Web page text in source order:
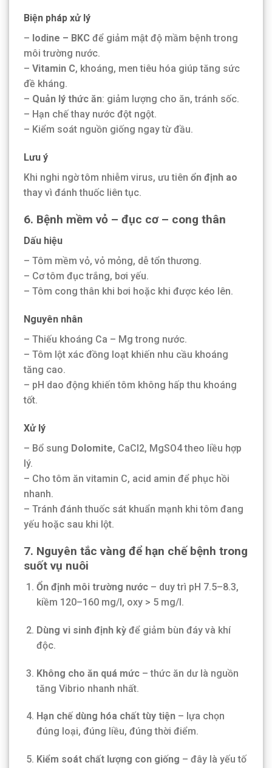
Biện pháp xử lý
– Iodine – BKC để giảm mật độ mầm bệnh trong
môi trường nước.
– Vitamin C, khoáng, men tiêu hóa giúp tăng sức
đề kháng.
– Quản lý thức ăn: giảm lượng cho ăn, tránh sốc.
– Hạn chế thay nước đột ngột.
– Kiểm soát nguồn giống ngay từ đầu.
Lưu ý
Khi nghi ngờ tôm nhiễm virus, ưu tiên ổn định ao
thay vì đánh thuốc liên tục.
6. Bệnh mềm vỏ – đục cơ – cong thân
Dấu hiệu
– Tôm mềm vỏ, vỏ mỏng, dễ tổn thương.
– Cơ tôm đục trắng, bơi yếu.
– Tôm cong thân khi bơi hoặc khi được kéo lên.
Nguyên nhân
– Thiếu khoáng Ca – Mg trong nước.
– Tôm lột xác đồng loạt khiến nhu cầu khoáng
tăng cao.
– pH dao động khiến tôm không hấp thu khoáng
tốt.
Xử lý
– Bổ sung Dolomite, CaCl2, MgSO4 theo liều hợp
lý.
– Cho tôm ăn vitamin C, acid amin để phục hồi
nhanh.
– Tránh đánh thuốc sát khuẩn mạnh khi tôm đang
yếu hoặc sau khi lột.
7. Nguyên tắc vàng để hạn chế bệnh trong
suốt vụ nuôi
Ổn định môi trường nước– duy trì pH 7.5–8.3,
kiềm 120–160 mg/l, oxy > 5 mg/l.
Dùng vi sinh định kỳđể giảm bùn đáy và khí
độc.
Không cho ăn quá mức– thức ăn dư là nguồn
tăng Vibrio nhanh nhất.
Hạn chế dùng hóa chất tùy tiện– lựa chọn
đúng loại, đúng liều, đúng thời điểm.
Kiểm soát chất lượng con giống – đây là yếu tố